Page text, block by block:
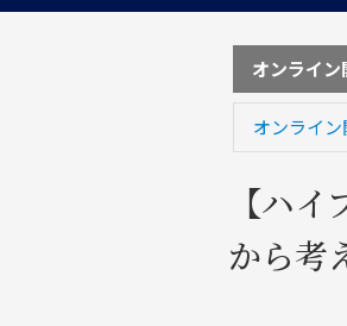
オンライ
オンライ
【ハ
から考